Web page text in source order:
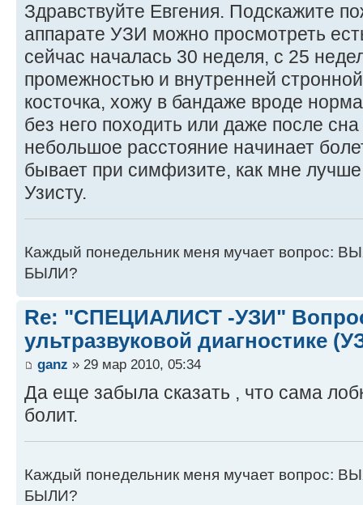
Здравствуйте Евгения. Подскажите
аппарате УЗИ можно просмотреть
сейчас началась 30 неделя, с 25
промежностью и внутренней
косточка, хожу в бандаже вроде
без него походить или даже после
небольшое расстояние начинает
бывает при симфизите, как мне
Узисту.
Каждый понедельник меня мучает
БЫЛИ?
Re: "СПЕЦИАЛИСТ -УЗИ"
ультразвуковой диагностике
ganz » 29 мар 2010, 05:34
Да еще забыла сказать , что сама
болит.
Каждый понедельник меня мучает
БЫЛИ?